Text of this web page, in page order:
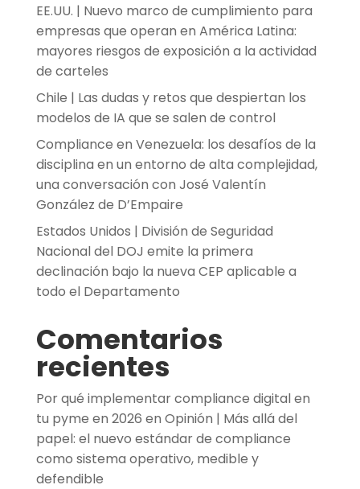
EE.UU. | Nuevo marco de cumplimiento para
empresas que operan en América Latina:
mayores riesgos de exposición a la actividad
de carteles
Chile | Las dudas y retos que despiertan los
modelos de IA que se salen de control
Compliance en Venezuela: los desafíos de la
disciplina en un entorno de alta complejidad,
una conversación con José Valentín
González de D’Empaire
Estados Unidos | División de Seguridad
Nacional del DOJ emite la primera
declinación bajo la nueva CEP aplicable a
todo el Departamento
Comentarios
recientes
Por qué implementar compliance digital en
tu pyme en 2026 en Opinión | Más allá del
papel: el nuevo estándar de compliance
como sistema operativo, medible y
defendible